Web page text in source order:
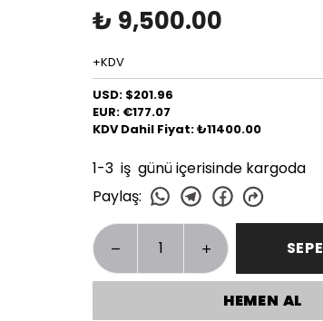
₺ 9,500.00
+KDV
USD: $201.96
EUR: €177.07
KDV Dahil Fiyat: ₺11400.00
1-3 iş günü içerisinde kargoda
Paylaş:
HEMEN AL